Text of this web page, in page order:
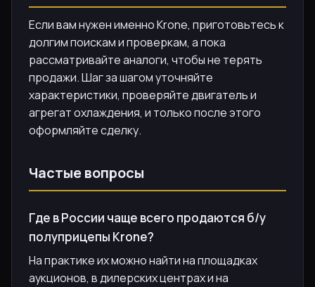
Если вам нужен именно Krone, приготовьтесь к
долгим поискам и проверкам, а пока
рассматривайте аналоги, чтобы не терять
продажи. Шаг за шагом уточняйте
характеристики, проверяйте двигатель и
агрегат охлаждения, и только после этого
оформляйте сделку.
Частые вопросы
Где в России чаще всего продаются б/у
полуприцепы Krone?
На практике их можно найти на площадках
аукционов, в дилерских центрах и на